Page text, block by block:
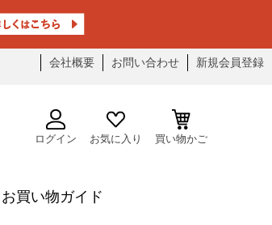
会社概要 お問い合わせ 新規会員登録
ログイン お気に入り 買い物かご
お買い物ガイド